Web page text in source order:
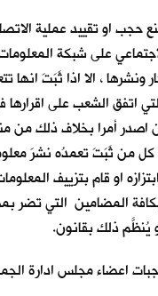
حجب او تقييد عملية
على شبكة
ونشرها ، الا اذا ثَبَتَ
اتفق الشعب على
أمرا بخلاف ذلك من
كل من ثَبَتَ تعمدُه نشرَ
او قام بتزييف
المضامين التي تضر
يُنظَّم ذلك بقانون.
اعضاء مجلس ادارة